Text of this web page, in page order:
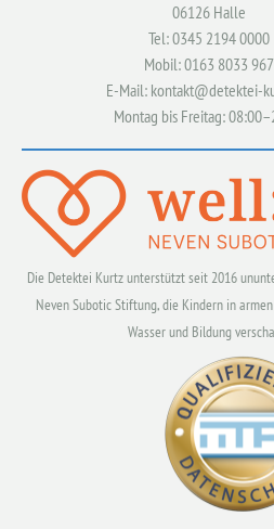
06126 Halle
Tel: 0345 2194 0000
Mobil: 0163 8033 967
E-Mail: kontakt@detektei-
Montag bis Freitag:
Die Detektei Kurtz unterstützt seit 2016
Neven Subotic Stiftung, die Kindern in
Wasser und Bildung